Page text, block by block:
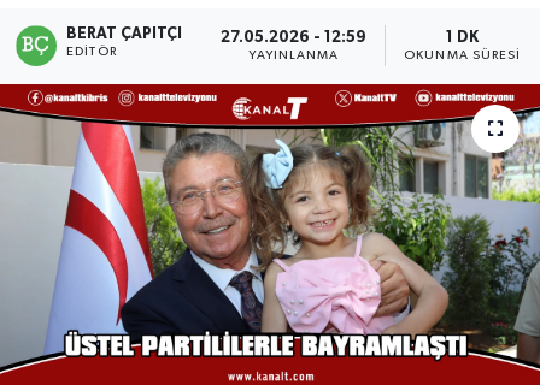
BERAT ÇAPITÇI
EDITÖR
27.05.2026 - 12:59
YAYINLANMA
1 DK
OKUNMA SÜRESI